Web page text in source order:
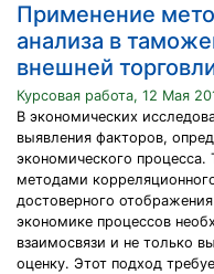
Применение
анализа в
внешней
Курсовая работа, 12 Мая
В экономических
выявления факторов,
экономического процесса.
методами
достоверного
экономике процессов
взаимосвязи и не только
оценку. Этот подход